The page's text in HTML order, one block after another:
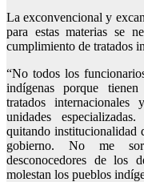
La exconvencional y
para estas materias se
cumplimiento de tratados
“No todos los
indígenas porque
tratados
unidades
quitando institucionalidad
gobierno. No me
desconocedores de los
molestan los pueblos